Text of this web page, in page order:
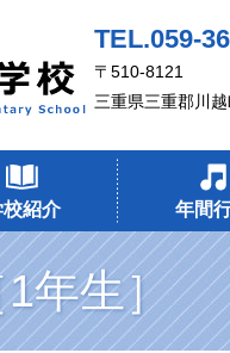
TEL.059-
〒510-8121
三重県三重郡川
校紹介 年間
年生］